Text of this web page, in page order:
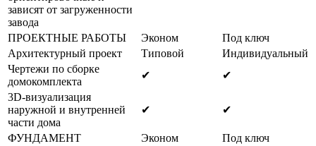
зависят от загруженности
завода
ПРОЕКТНЫЕ РАБОТЫ Эконом
Под ключ
Архитектурный проект
Типовой
Индивидуальный
Чертежи по сборке
домокомплекта
✔
✔
3D-визуализация
наружной и внутренней
части дома
✔ ✔
ФУНДАМЕНТ Эконом
Под ключ